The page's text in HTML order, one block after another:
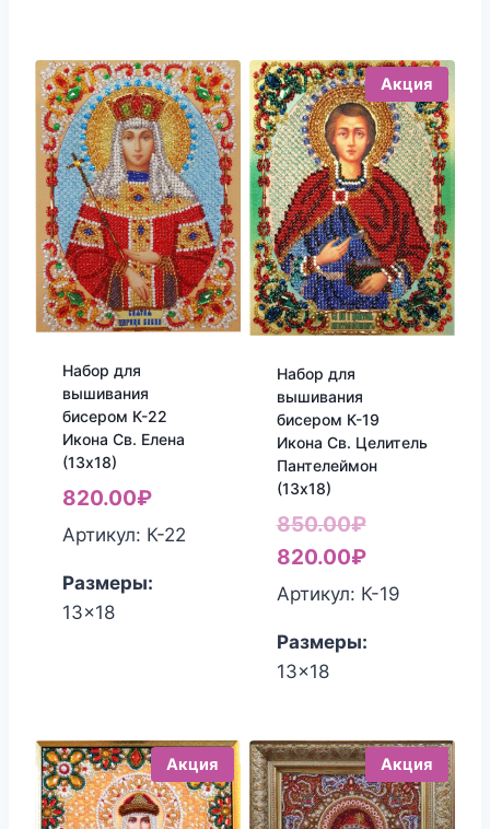
Набор для
вышивания
бисером К-22
Икона Св. Елена
(13х18)
820.00₽
Артикул: К-22
Размеры:
13x18
Акция
Набор для
вышивания
бисером К-19
Икона Св. Целитель
Пантелеймон
(13х18)
850.00₽
цена
составляла
820.00₽Текущая
цена:
Артикул: К-19
Размеры:
13x18
Акция Акция